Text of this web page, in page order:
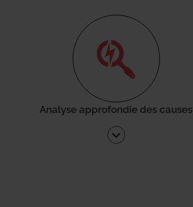
Analyse approfondie des causes